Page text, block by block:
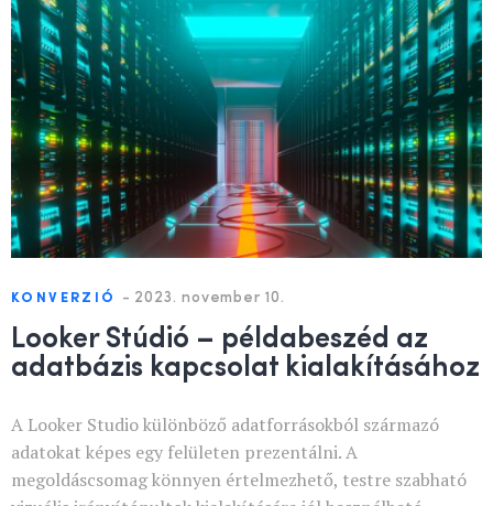
KONVERZIÓ - 2023. november 10.
Looker Stúdió – példabeszéd az
adatbázis kapcsolat kialakításához
A Looker Studio különböző adatforrásokból származó
adatokat képes egy felületen prezentálni. A
megoldáscsomag könnyen értelmezhető, testre szabható